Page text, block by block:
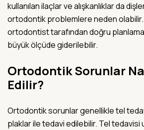
kullanılan ilaçlar ve alışkanlıklar da
ortodontik problemlere neden
ortodontist tarafından doğru
büyük ölçüde giderilebilir.
Ortodontik Sorunlar
Edilir?
Ortodontik sorunlar genellikle tel
plaklar ile tedavi edilebilir. Tel tedavisi